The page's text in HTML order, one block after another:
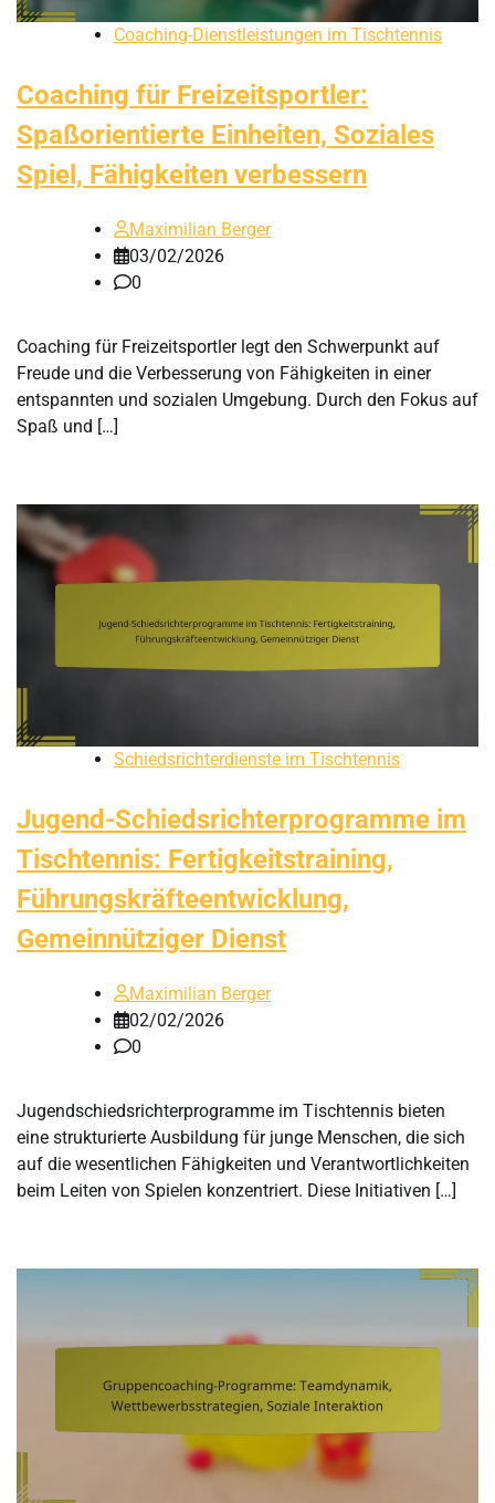
Coaching-Dienstleistungen im Tischtennis
Coaching für Freizeitsportler:
Spaßorientierte Einheiten, Soziales
Spiel, Fähigkeiten verbessern
Maximilian Berger
03/02/2026
0
Coaching für Freizeitsportler legt den Schwerpunkt auf
Freude und die Verbesserung von Fähigkeiten in einer
entspannten und sozialen Umgebung. Durch den Fokus auf
Spaß und […]
Schiedsrichterdienste im Tischtennis
Jugend-Schiedsrichterprogramme im
Tischtennis: Fertigkeitstraining,
Führungskräfteentwicklung,
Gemeinnütziger Dienst
Maximilian Berger
02/02/2026
0
Jugendschiedsrichterprogramme im Tischtennis bieten
eine strukturierte Ausbildung für junge Menschen, die sich
auf die wesentlichen Fähigkeiten und Verantwortlichkeiten
beim Leiten von Spielen konzentriert. Diese Initiativen […]